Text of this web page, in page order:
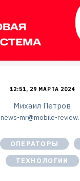
12:51, 29 МАРТА 2024
Михаил Петров
news-mr@mobile-
ОПЕРАТОРЫ
ТЕХНОЛОГИИ